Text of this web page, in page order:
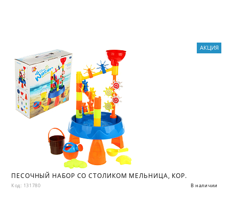
ПЕСОЧНЫЙ НАБОР CО СТОЛИКОМ МЕЛЬНИЦА, КОР.
Код: 131780 В наличии
АКЦИЯ